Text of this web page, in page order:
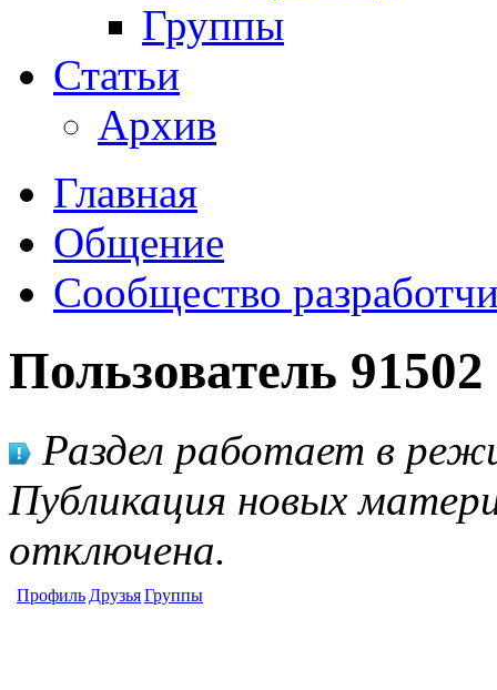
Группы
Статьи
Архив
Главная
Общение
Сообщество
Пользователь 91502
Раздел работает в
Публикация новых
отключена.
Профиль ДрузьяГруппы